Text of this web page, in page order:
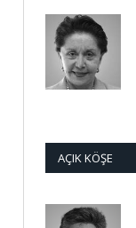
AÇIK KÖŞE